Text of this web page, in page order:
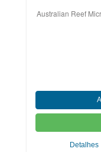
Australian Reef
Detalhes